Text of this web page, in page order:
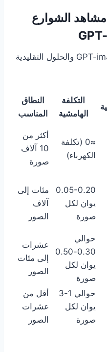
الشوارع
من حيث التكلفة، يتبع GPT-image-2 والحلول التقليدية
التكلفة
الهامشية
النطاق
المناسب
≈0 (تكلفة
الكهرباء)
أكثر من
10 آلاف
صورة
0.05-0.20
يوان لكل
صورة
مئات إلى
آلاف
الصور
حوالي
0.30-0.50
يوان لكل
صورة
عشرات
إلى مئات
الصور
حوالي 1-3
يوان لكل
صورة
أقل من
عشرات
الصور